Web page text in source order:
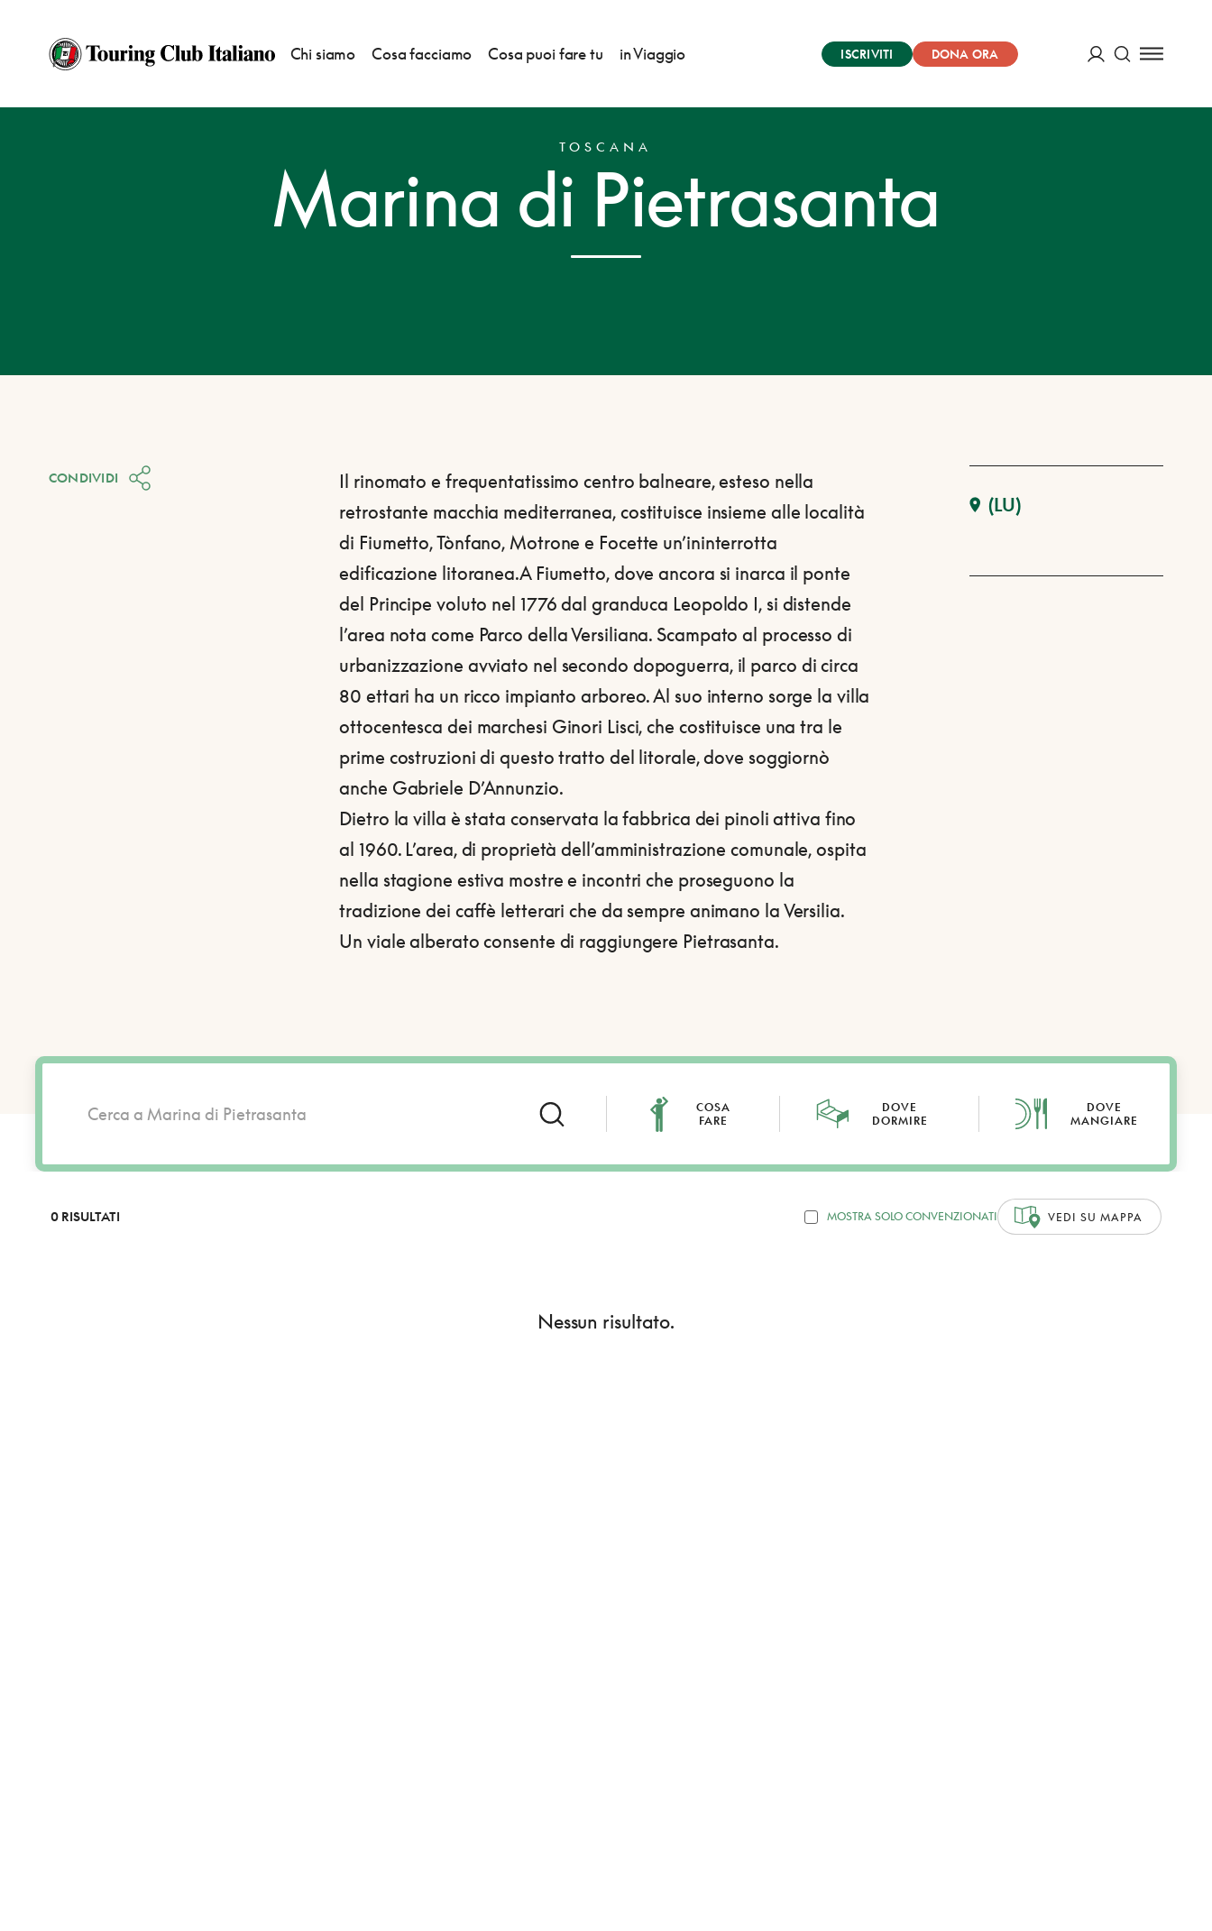
Chi siamo Cosa facciamo Cosa puoi fare tu in Viaggio ISCRIVITI
DONA ORA
HOME DESTINAZIONI MARINA DI PIETRASANTA
TOSCANA
Marina di Pietrasanta
Il rinomato e frequentatissimo centro balneare, esteso nella
retrostante macchia mediterranea, costituisce insieme alle località
di Fiumetto, Tònfano, Motrone e Focette un’ininterrotta
edificazione litoranea.A Fiumetto, dove ancora si inarca il ponte
del Principe voluto nel 1776 dal granduca Leopoldo I, si distende
l’area nota come Parco della Versiliana. Scampato al processo di
urbanizzazione avviato nel secondo dopoguerra, il parco di circa
80 ettari ha un ricco impianto arboreo. Al suo interno sorge la villa
ottocentesca dei marchesi Ginori Lisci, che costituisce una tra le
prime costruzioni di questo tratto del litorale, dove soggiornò
anche Gabriele D’Annunzio.
Dietro la villa è stata conservata la fabbrica dei pinoli attiva fino
al 1960. L’area, di proprietà dell’amministrazione comunale, ospita
nella stagione estiva mostre e incontri che proseguono la
tradizione dei caffè letterari che da sempre animano la Versilia.
Un viale alberato consente di raggiungere Pietrasanta.
CONDIVIDI
(LU)
COSA
FARE
DOVE
DORMIRE
DOVE
MANGIARE
0 RISULTATI MOSTRA SOLO CONVENZIONATI VEDI SU MAPPA
Nessun risultato.